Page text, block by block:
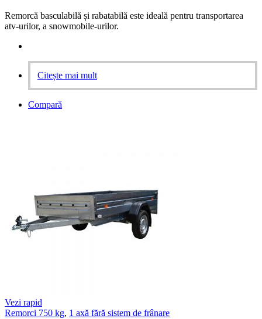
Remorcă basculabilă și rabatabilă este ideală pentru transportarea
atv-urilor, a snowmobile-urilor.
Citește mai mult
Compară
Vezi rapid
Remorci 750 kg, 1 axă fără sistem de frânare